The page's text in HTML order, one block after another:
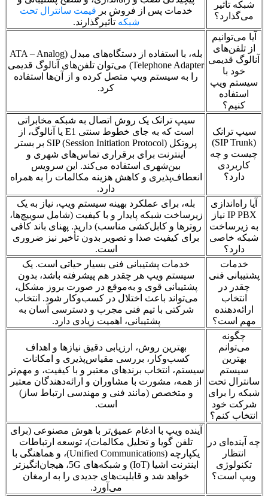
شبکه تأثیر
می‌گذارد؟
خدمات پس از فروش بر قیمت سانترال تحت
شبکه تأثیرگذارند.
آیا می‌توانیم
از تلفن‌های
آنالوگ قدیمی
خود با
سیستم ویپ
استفاده
کنیم؟
بله، با استفاده از دستگاه‌های مبدل (ATA – Analog
Telephone Adapter) می‌توان تلفن‌های آنالوگ قدیمی
را به سیستم ویپ متصل کرده و از آن‌ها استفاده
کرد.
سیپ ترانک
(SIP Trunk)
چیست و چه
کاربردی
دارد؟
سیپ ترانک یک روش اتصال به شبکه مخابراتی
است که به جای خطوط سنتی E1 یا آنالوگ، از
پروتکل SIP (Session Initiation Protocol) بر بستر
اینترنت برای برقراری تماس‌های شهری و
بین‌شهری استفاده می‌کند. این سرویس
انعطاف‌پذیری و کاهش هزینه مکالمات را به همراه
دارد.
آیا راه‌اندازی
IP PBX نیاز
به زیرساخت
شبکه خاصی
دارد؟
بله، برای عملکرد بهینه سیستم ویپ، نیاز به یک
زیرساخت شبکه پایدار و با کیفیت (شامل سوییچ‌ها،
روترها و کابل‌کشی مناسب) دارید. پهنای باند کافی
برای کیفیت صدا و تصویر بدون تأخیر نیز ضروری
است.
خدمات
پشتیبانی فنی
چقدر در
انتخاب
ارائه‌دهنده
مهم است؟
خدمات پشتیبانی فنی بسیار حیاتی است. یک
سیستم ویپ هر چقدر هم پیشرفته باشد، بدون
پشتیبانی قوی و به‌موقع در صورت بروز مشکل،
می‌تواند باعث اختلال در کسب‌وکار شود. انتخاب
شرکتی با تیم فنی مجرب و دسترسی آسان به
پشتیبانی، اهمیت زیادی دارد.
چگونه
می‌توانم
بهترین
سیستم
سانترال تحت
شبکه را برای
شرکت خود
انتخاب کنم؟
بهترین روش، ارزیابی دقیق نیازها و اهداف
کسب‌وکار، بررسی مقیاس‌پذیری و امکانات
سیستم، انتخاب برندهای معتبر و با کیفیت، و مهم‌تر
از همه، مشورت با مشاوران و ارائه‌دهندگان معتبر
و متخصص (مانند فنی و مهندسی ارتباط ساز)
است.
چه آینده‌ای در
انتظار
تکنولوژی
ویپ است؟
آینده ویپ با ادغام عمیق‌تر با هوش مصنوعی (برای
تلفن گویا و تحلیل مکالمات)، توسعه ارتباطات
یکپارچه (Unified Communications)، و هماهنگی با
اینترنت اشیا (IoT) و شبکه‌های 5G، هیجان‌انگیزتر
خواهد شد و قابلیت‌های جدیدی را به ارمغان
می‌آورد.